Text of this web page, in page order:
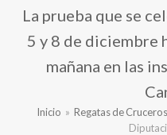
La prueba que se
5 y 8 de diciembre
mañana en las
Inicio » Regatas de Cruceros